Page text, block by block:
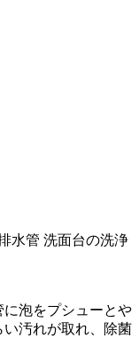
水管 洗面台の洗浄
泡をプシューとや
汚れが取れ、
除菌